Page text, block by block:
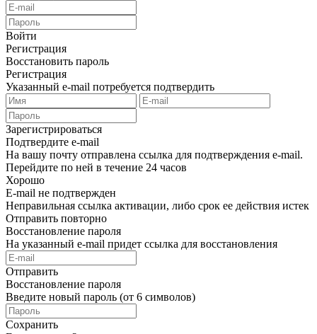
Войти
Регистрация
Восстановить пароль
Регистрация
Указанный e-mail потребуется подтвердить
Зарегистрироваться
Подтвердите e-mail
На вашу почту отправлена ссылка для подтверждения e-mail.
Перейдите по ней в течение 24 часов
Хорошо
E-mail не подтвержден
Неправильная ссылка активации, либо срок ее действия истек
Отправить повторно
Восстановление пароля
На указанный e-mail придет ссылка для восстановления
Отправить
Восстановление пароля
Введите новый пароль (от 6 символов)
Сохранить